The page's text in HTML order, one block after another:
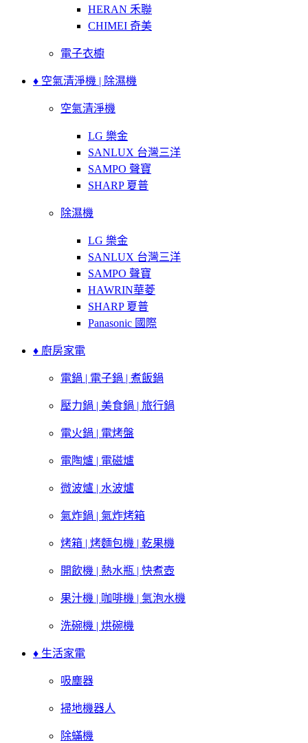
HERAN 禾聯
CHIMEI 奇美
電子衣櫥
♦ 空氣清淨機 | 除濕機
空氣清淨機
LG 樂金
SANLUX 台灣三洋
SAMPO 聲寶
SHARP 夏普
除濕機
LG 樂金
SANLUX 台灣三洋
SAMPO 聲寶
HAWRIN華菱
SHARP 夏普
Panasonic 國際
♦ 廚房家電
電鍋 | 電子鍋 | 煮飯鍋
壓力鍋 | 美食鍋 | 旅行鍋
電火鍋 | 電烤盤
電陶爐 | 電磁爐
微波爐 | 水波爐
氣炸鍋 | 氣炸烤箱
烤箱 | 烤麵包機 | 乾果機
開飲機 | 熱水瓶 | 快煮壺
果汁機 | 咖啡機 | 氣泡水機
洗碗機 | 烘碗機
♦ 生活家電
吸塵器
掃地機器人
除蟎機